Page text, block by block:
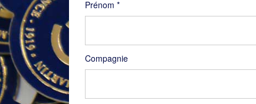
Prénom *
Compagnie